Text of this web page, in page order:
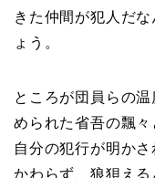
きた仲間が犯人だ
ょう。
ところが団員らの
められた省吾の飄々
自分の犯行が明か
かわらず、狼狽え